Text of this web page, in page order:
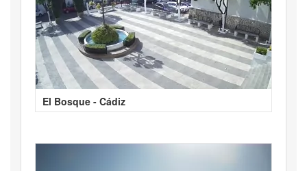
El Bosque - Cádiz